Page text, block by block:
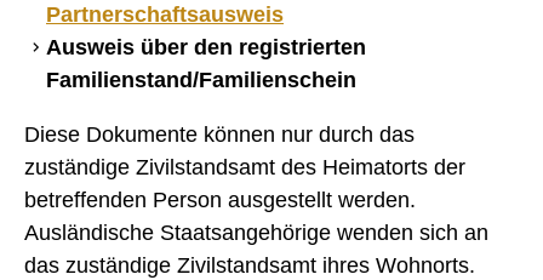
Notariat Basel-Landschaft
Photovoltaikanlage
Reglemente und Verordnungen
Unentgeltliche Rechtsauskunft
Zivilstandsamt
BILDUNG
KULTUR UND FREIZEIT
Partnerschaftsausweis
Ausweis über den registrierten
Familienstand/Familienschein
Diese Dokumente können nur durch das
zuständige Zivilstandsamt des Heimatorts der
betreffenden Person ausgestellt werden.
Ausländische Staatsangehörige wenden sich an
das zuständige Zivilstandsamt ihres Wohnorts.